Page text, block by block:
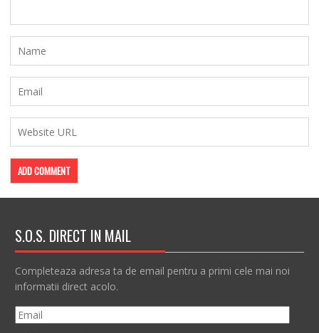
S.O.S. DIRECT IN MAIL
Completeaza adresa ta de email pentru a primi cele mai noi
informatii direct acolo.
Email